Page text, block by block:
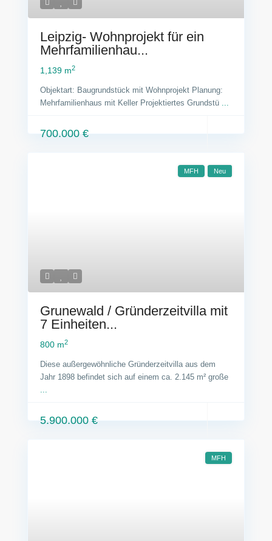
Leipzig- Wohnprojekt für ein
Mehrfamilienhau...
1,139 m2
Objektart: Baugrundstück mit Wohnprojekt Planung:
Mehrfamilienhaus mit Keller Projektiertes Grundstü ...
700.000 €
MFH Neu
Grunewald / Gründerzeitvilla mit
7 Einheiten...
800 m2
Diese außergewöhnliche Gründerzeitvilla aus dem
Jahr 1898 befindet sich auf einem ca. 2.145 m² große
...
5.900.000 €
MFH